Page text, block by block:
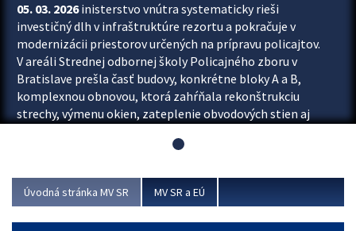
05. 03. 2026inisterstvo vnútra systematicky rieši
investičný dlh v infraštruktúre rezortu a pokračuje v
modernizácii priestorov určených na prípravu policajtov.
V areáli Strednej odbornej školy Policajného zboru v
Bratislave prešla časť budovy, konkrétne bloky A a B,
komplexnou obnovou, ktorá zahŕňala rekonštrukciu
strechy, výmenu okien, zateplenie obvodových stien aj
aj interiéru, kde vznikli nové učebne a moderné
Viac
Úvodná stránka MV SR MV SR a EÚ